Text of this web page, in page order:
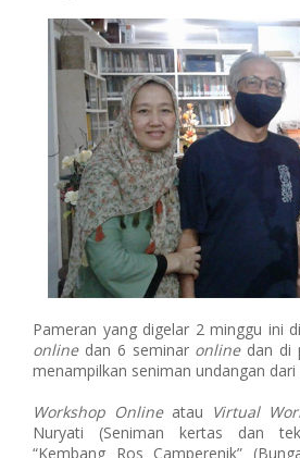
Pameran yang digelar 2 minggu ini
onlinedan 6 seminar onlinedan di
menampilkan seniman undangan dari
Workshop Onlineatau Virtual
Nuryati (Seniman kertas dan
“Kembang Ros Camperenik”